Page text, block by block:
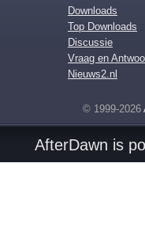
Downloads
Top Downloads
Discussie
Vraag en
Nieuws2.nl
© 1999-2026
AfterDawn is